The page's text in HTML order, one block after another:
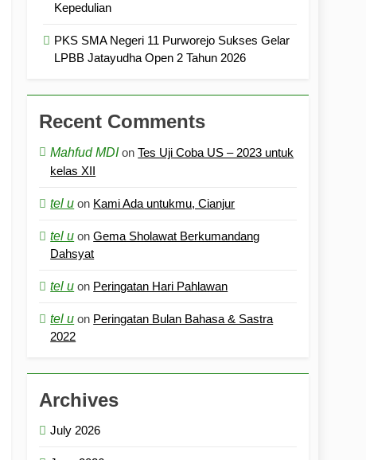
Kepedulian
PKS SMA Negeri 11 Purworejo Sukses Gelar
LPBB Jatayudha Open 2 Tahun 2026
Recent Comments
Mahfud MDIonTes Uji Coba US – 2023 untuk
kelas XII
tel u on Kami Ada untukmu, Cianjur
tel u onGema Sholawat Berkumandang
Dahsyat
tel u on Peringatan Hari Pahlawan
tel u on Peringatan Bulan Bahasa & Sastra
2022
Archives
July 2026